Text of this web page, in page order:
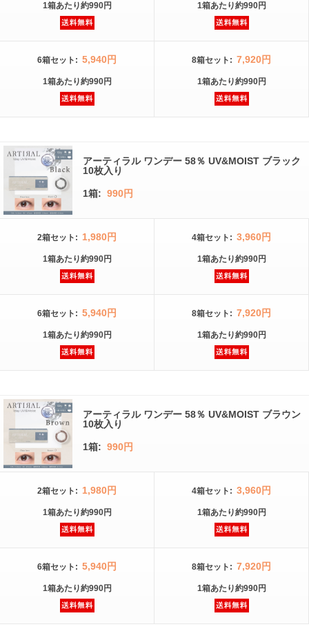
1箱あたり約990円 1箱あたり約990円
6箱セット : 5,940円
1箱あたり約990円
8箱セット : 7,920円
1箱あたり約990円
アーティラル ワンデー 58％ UV&MOIST ブラック
10枚入り
1箱: 990円
2箱セット : 1,980円
1箱あたり約990円
4箱セット : 3,960円
1箱あたり約990円
6箱セット : 5,940円
1箱あたり約990円
8箱セット : 7,920円
1箱あたり約990円
アーティラル ワンデー 58％ UV&MOIST ブラウン
10枚入り
1箱: 990円
2箱セット : 1,980円
1箱あたり約990円
4箱セット : 3,960円
1箱あたり約990円
6箱セット : 5,940円
1箱あたり約990円
8箱セット : 7,920円
1箱あたり約990円